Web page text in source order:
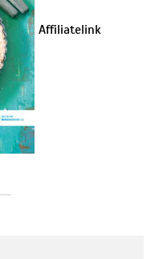
Affiliatelink